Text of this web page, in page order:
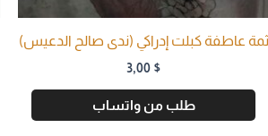
ثمة عاطفة كبلت إدراكي (ندى صالح الدعيس)
3,00 $
طلب من واتساب